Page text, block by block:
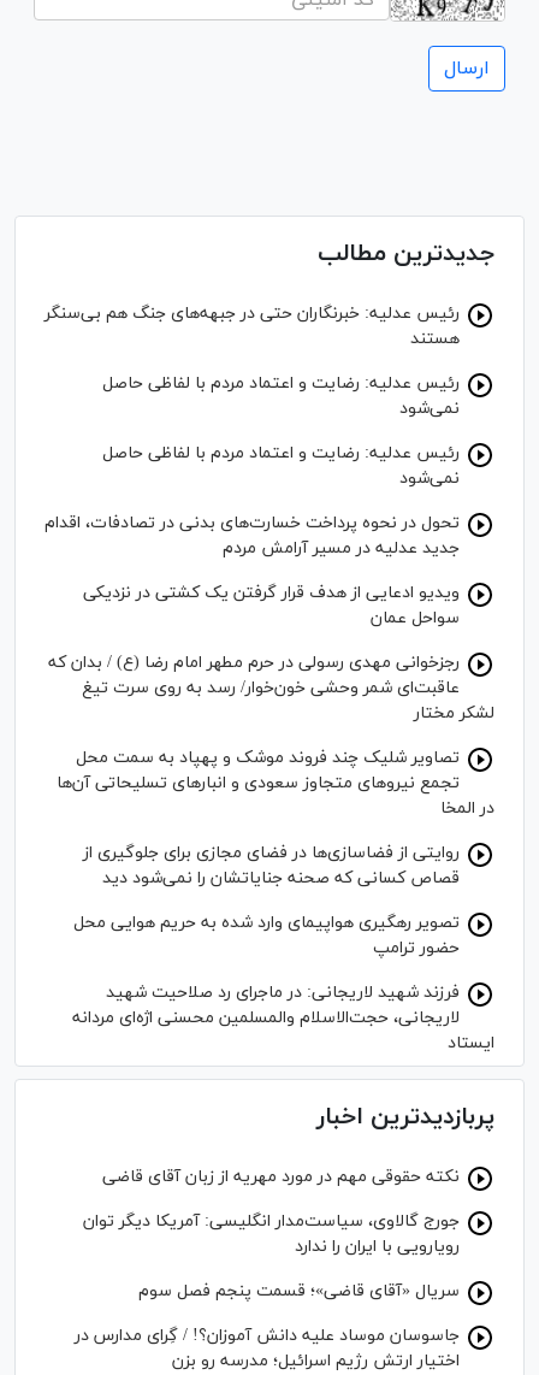
جدیدترین مطالب
رئیس عدلیه: خبرنگاران حتی در جبهه‌های جنگ هم بی‌سنگر
هستند
رئیس عدلیه: رضایت و اعتماد مردم با لفاظی حاصل
نمی‌شود
رئیس عدلیه: رضایت و اعتماد مردم با لفاظی حاصل
نمی‌شود
تحول در نحوه پرداخت خسارت‌های بدنی در تصادفات، اقدام
جدید عدلیه در مسیر آرامش مردم
ویدیو ادعایی از هدف قرار گرفتن یک کشتی در نزدیکی
سواحل عمان
رجزخوانی مهدی رسولی در حرم مطهر امام رضا (ع) / بدان که
عاقبت‌ای شمر وحشی خون‌خوار/ رسد به روی سرت تیغ
لشکر مختار
تصاویر شلیک چند فروند موشک و پهپاد به سمت محل
تجمع نیروهای متجاوز سعودی و انبار‌های تسلیحاتی آن‌ها
در المخا
روایتی از فضاسازی‌ها در فضای مجازی برای جلوگیری از
قصاص کسانی که صحنه جنایاتشان را نمی‌شود دید
تصویر رهگیری هواپیمای وارد شده به حریم هوایی محل
حضور ترامپ
فرزند شهید لاریجانی: در ماجرای رد صلاحیت شهید
لاریجانی، حجت‌الاسلام والمسلمین محسنی اژه‌ای مردانه
ایستاد
پربازدیدترین اخبار
نکته حقوقی مهم در مورد مهریه از زبان آقای قاضی
جورج گالاوی، سیاست‌مدار انگلیسی: آمریکا دیگر توان
رویارویی با ایران را ندارد
سریال «آقای قاضی»؛ قسمت پنجم فصل سوم
جاسوسان موساد علیه دانش آموزان؟! / گِرای مدارس در
اختیار ارتش رژیم اسرائیل؛ مدرسه رو بزن